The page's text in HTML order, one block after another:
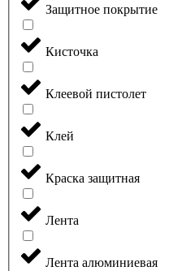
Защитное покрытие
Кисточка
Клеевой пистолет
Клей
Краска защитная
Лента
Лента алюминиевая